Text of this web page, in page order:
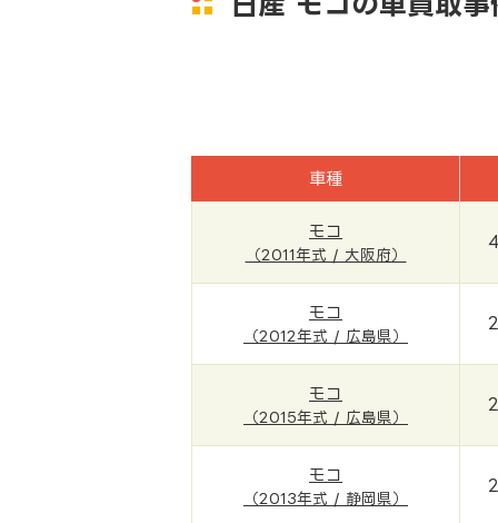
車種
モコ
（2011年式 / 大阪府）
モコ
（2012年式 / 広島県）
モコ
（2015年式 / 広島県）
モコ
（2013年式 / 静岡県）